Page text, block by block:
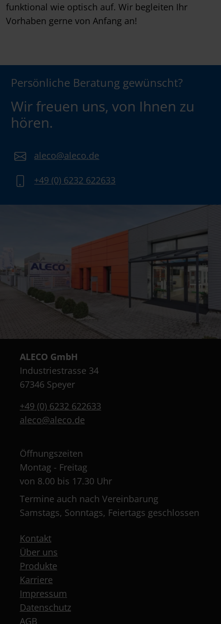
funktional wie optisch auf. Wir begleiten Ihr
Vorhaben gerne von Anfang an!
Persönliche Beratung gewünscht?
Wir freuen uns, von Ihnen zu
hören.
aleco@aleco.de
+49 (0) 6232 622633
ALECO GmbH
Industriestrasse 34
67346 Speyer
+49 (0) 6232 622633
aleco@aleco.de
Öffnungszeiten
Montag - Freitag
von 8.00 bis 17.30 Uhr
Termine auch nach Vereinbarung
Samstags, Sonntags, Feiertags geschlossen
Kontakt
Über uns
Produkte
Karriere
Impressum
Datenschutz
AGB